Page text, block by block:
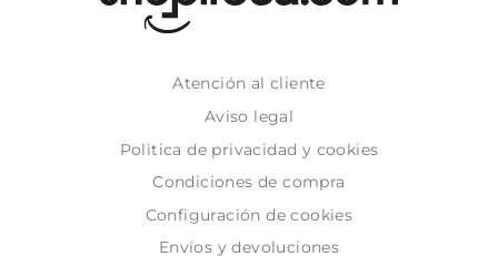
Atención al cliente
Aviso legal
Politica de privacidad y cookies
Condiciones de compra
Configuración de cookies
Envíos y devoluciones